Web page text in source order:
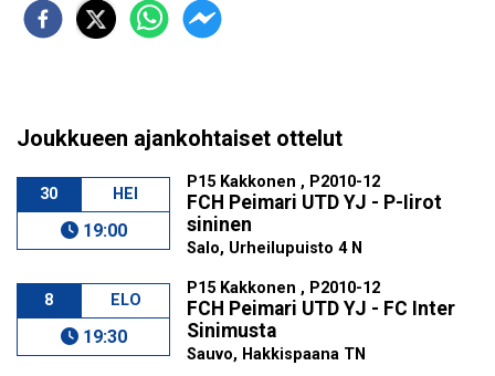
Joukkueen ajankohtaiset ottelut
30 HEI
19:00
P15 Kakkonen , P2010-12
FCH Peimari UTD YJ - P-Iirot
sininen
Salo, Urheilupuisto 4 N
8 ELO
19:30
P15 Kakkonen , P2010-12
FCH Peimari UTD YJ - FC Inter
Sinimusta
Sauvo, Hakkispaana TN